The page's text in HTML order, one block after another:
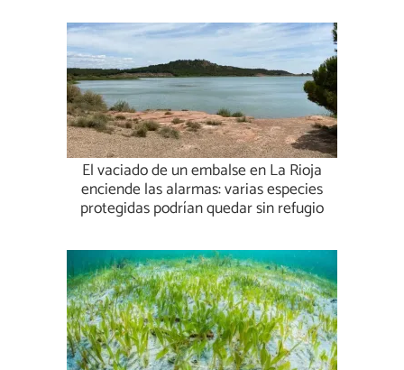
El vaciado de un embalse en La Rioja
enciende las alarmas: varias especies
protegidas podrían quedar sin refugio